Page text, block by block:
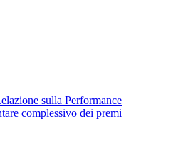
sulla Performance
complessivo dei premi